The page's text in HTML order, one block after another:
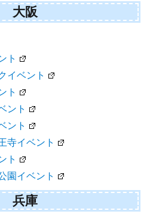
大阪
ト
イベント
ト
ント
ント
寺イベント
ト
園イベント
兵庫